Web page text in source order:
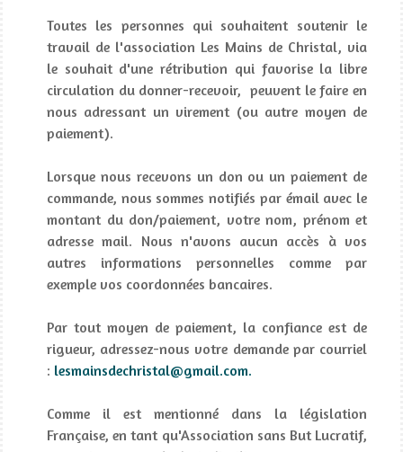
Toutes les personnes qui souhaitent soutenir le
travail de l'association Les Mains de Christal, via
le souhait d'une rétribution qui favorise la libre
circulation du donner-recevoir, peuvent le faire en
nous adressant un virement (ou autre moyen de
paiement).
Lorsque nous recevons un don ou un paiement de
commande, nous sommes notifiés par émail avec le
montant du don/paiement, votre nom, prénom et
adresse mail. Nous n'avons aucun accès à vos
autres informations personnelles comme par
exemple vos coordonnées bancaires.
Par tout moyen de paiement, la confiance est de
rigueur, adressez-nous votre demande par courriel
: lesmainsdechristal@gmail.com.
Comme il est mentionné dans la législation
Française, en tant qu'Association sans But Lucratif,